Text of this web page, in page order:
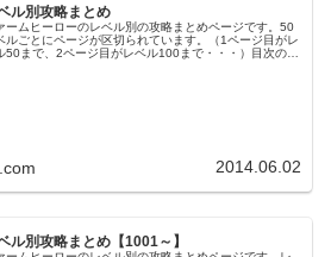
ル別攻略まとめ
ームヒーローのレベル別の攻略まとめページです。50
ルごとにページが区切られています。（1ページ目がレ
50まで、2ページ目がレベル100まで・・・）目次のリ
2014.06.02
ル別攻略まとめ【1001～】